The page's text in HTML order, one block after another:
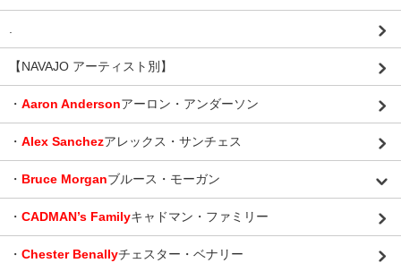
.
【NAVAJO アーティスト別】
・ Aaron Andersonアーロン・アンダーソン
・ Alex Sanchezアレックス・サンチェス
・ Bruce Morganブルース・モーガン
・ CADMAN’s Familyキャドマン・ファミリー
・ Chester Benallyチェスター・ベナリー